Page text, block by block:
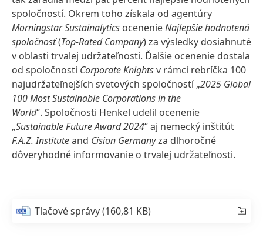
spoločností. Okrem toho získala od agentúry
Morningstar Sustainalytics ocenenieNajlepšie hodnotená
spoločnosť(Top-Rated Company) za výsledky dosiahnuté
v oblasti trvalej udržateľnosti. Ďalšie ocenenie dostala
od spoločnosti Corporate Knightsv rámci rebríčka 100
najudržateľnejších svetových spoločností „2025 Global
100 Most Sustainable Corporations in the
World“. Spoločnosti Henkel udelil ocenenie
„Sustainable Future Award 2024“ aj nemecký inštitút
F.A.Z. Instituteand Cision Germanyza dlhoročné
dôveryhodné informovanie o trvalej udržateľnosti.
Tlačové správy(160,81 KB)